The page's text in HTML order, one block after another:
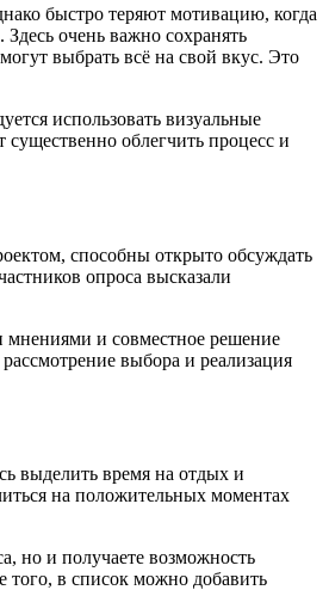
быстро теряют мотивацию, когда
очень важно сохранять
выбрать всё на свой вкус. Это
использовать визуальные
облегчить процесс и
способны открыто обсуждать
опроса высказали
мнениями и совместное решение
выбора и реализация
выделить время на отдых и
на положительных моментах
но и получаете возможность
того, в список можно добавить